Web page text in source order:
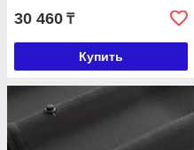
30 460 ₸
Купить